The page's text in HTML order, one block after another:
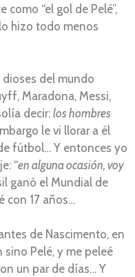
como “el gol de Pelé”,
hizo todo menos
del mundo
Maradona, Messi,
decir: los hombres
le vi llorar a él
fútbol… Y entonces yo
“en alguna ocasión, voy
ganó el Mundial de
con 17 años…
de Nascimento, en
Pelé, y me peleé
un par de días… Y